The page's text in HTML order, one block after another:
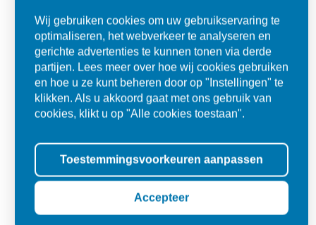
Wij gebruiken cookies om uw gebruikservaring te
optimaliseren, het webverkeer te analyseren en
gerichte advertenties te kunnen tonen via derde
partijen. Lees meer over hoe wij cookies gebruiken
en hoe u ze kunt beheren door op "Instellingen" te
klikken. Als u akkoord gaat met ons gebruik van
cookies, klikt u op "Alle cookies toestaan".
Toestemmingsvoorkeuren aanpassen
Accepteer